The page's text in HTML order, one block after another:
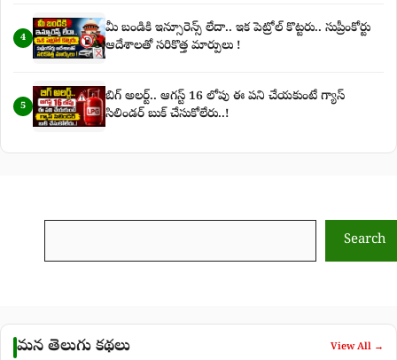
4
మీ బండికి ఇన్సూరెన్స్ లేదా.. ఇక పెట్రోల్ కొట్టరు.. సుప్రీంకోర్టు
ఆదేశాలతో సరికొత్త మార్పులు !
5
బిగ్‌ అలర్ట్‌.. ఆగస్ట్‌ 16 లోపు ఈ పని చేయకుంటే గ్యాస్‌
సిలిండర్‌ బుక్‌ చేసుకోలేరు..!
Search
మన తెలుగు కథలు View All →